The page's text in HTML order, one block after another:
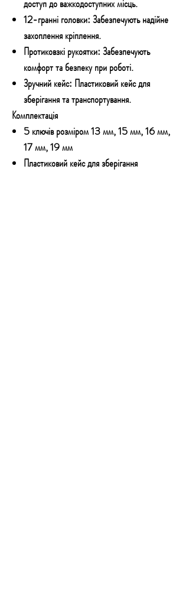
доступ до важкодоступних місць.
12-гранні головки: Забезпечують надійне
захоплення кріплення.
Протиковзкі рукоятки: Забезпечують
комфорт та безпеку при роботі.
Зручний кейс: Пластиковий кейс для
зберігання та транспортування.
Комплектація
5 ключів розміром 13 мм, 15 мм, 16 мм,
17 мм, 19 мм
Пластиковий кейс для зберігання